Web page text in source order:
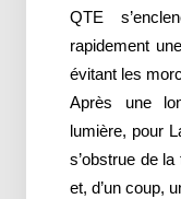
QTE
rapidement
évitant les
Après une
lumière, pour
s’obstrue de
et, d’un coup,